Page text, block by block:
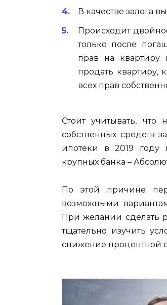
В качестве залога
Происходит
только после
прав на квартиру
продать квартиру,
всех прав
Стоит учитывать, что
собственных средств
ипотеки в 2019 году
крупных банка –
По этой причине
возможными
При желании сделать
тщательно изучить
снижение процентной